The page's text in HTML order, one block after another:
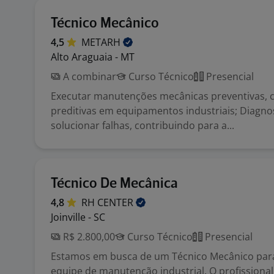
Técnico Mecânico
4,5
METARH
Alto Araguaia - MT
A combinar
Curso Técnico
Presencial
Executar manutenções mecânicas preventivas,
preditivas em equipamentos industriais;
solucionar falhas, contribuindo para a...
Técnico De Mecânica
4,8 RH CENTER
Joinville - SC
R$ 2.800,00
Curso Técnico
Presencial
Estamos em busca de um Técnico Mecânico
equipe de manutenção industrial. O